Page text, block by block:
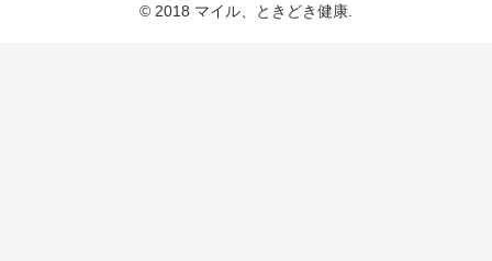
© 2018 マイル、ときどき健康.